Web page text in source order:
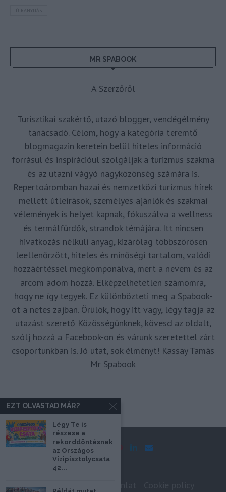
ÚJRANYITÁS
MR SPABOOK
A Szerzőről
Turisztikai szakértő, utazó blogger, vendégélmény
tanácsadó. Célom, hogy a kategória teremtő
blogmagazin keretein belül hiteles információ
forrásul és inspirációul szolgáljak a turizmus szakma
és az utazni vágyó nagyközönség számára is.
Repertoáromban hazai és nemzetközi turizmus hírek
mellett útleírások, személyes ajánlók és szakmai
vélemények is helyet kapnak, fókuszálva a wellness
és termálfürdők, strandok témájára. Itt nincsen
hivatkozás nélküli anyag, kizárólag többszörösen
leellenőrzött, hiteles és minőségi tartalom, valódi
hozzáértéssel megkomponálva, mert a nevem és az
arcom adom hozzá. Elképzelhetetlen számomra,
hogy ne így tegyek. Ez különbözteti meg a Spabook-
ot a netes zajban. Örülök, hogy itt vagy, légy tagja az
utazást szerető Közösségünknek, kövesd az oldalt,
szólj hozzá a Facebook-on és várunk szeretettel zárt
csoportunkban is. Jó utat, sok élményt! Kassay Tamás
Mr Spabook
Impresszum
EZT OLVASTAD MÁR?
Légy Te is
részese a
rekorddöntésnek
az Országos
Vízipisztolycsata
42...